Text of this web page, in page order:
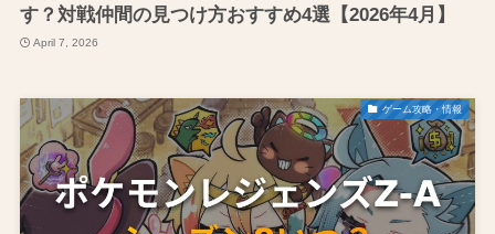
す？対戦仲間の見つけ方おすすめ4選【2026年4月】
April 7, 2026
ゲーム攻略・情報